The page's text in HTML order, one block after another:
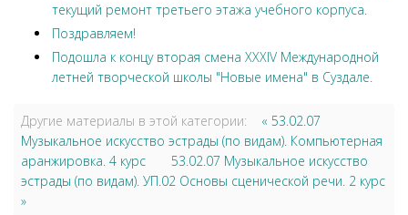
текущий ремонт третьего этажа учебного корпуса.
Поздравляем!
Подошла к концу вторая смена XXXIV Международной
летней творческой школы "Новые имена" в Суздале.
Другие материалы в этой категории:
« 53.02.07
Музыкальное искусство эстрады (по видам). Компьютерная
аранжировка. 4 курс
53.02.07 Музыкальное искусство
эстрады (по видам). УП.02 Основы сценической речи. 2 курс
»